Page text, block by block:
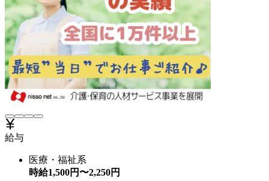
給与
医療・福祉系
時給1,500円〜2,250円